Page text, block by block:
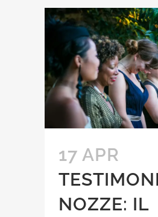
17 APR
NOZZE: IL